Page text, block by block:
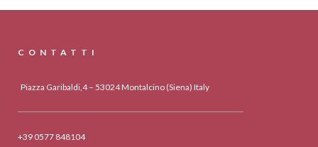
CONTATTI
Piazza Garibaldi,4 – 53024 Montalcino (Siena) Italy
+39 0577 848104